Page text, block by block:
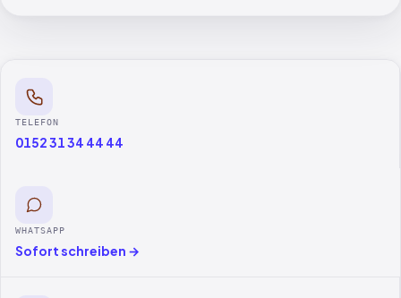
TELEFON
0152 31 34 44 44
WHATSAPP
Sofort schreiben →